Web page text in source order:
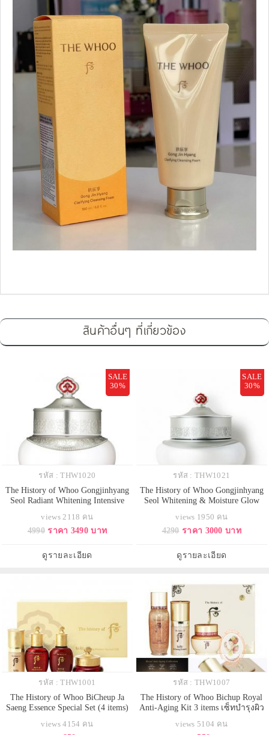
สินค้าอื่นๆ ที่เกี่ยวข้อง
SALE
30%
รหัส : THW1020
The History of Whoo Gongjinhyang
Seol Radiant Whitening Intensive
จุดด่างดำสูตรเข้มข้น ช่วยขจัดจุด
กำเนิดของฝ้า กระ ด้วยส่วนผสมอัน
ประสิทธิภาพสูง (รอยกระจางลง
10% ภายใน 4 สัปดาห์ แ
views 2118 คน
4990 ราคา 3490 บาท
ดูรายละเอียด
SALE
30%
รหัส : THW1021
The History of Whoo Gongjinhyang
Seol Whitening & Moisture Glow
ที่อุดมด้วยส่วนผสมไวท์เทนนิ่งอัน
ทรงคุณค่าตามตำราการดูแลผิว เติม
ปกป้องผิวจากกรังสียูวี นุ่มเรียบเนียน
views 1950 คน
4290 ราคา 3000 บาท
ดูรายละเอียด
รหัส : THW1001
The History of Whoo BiCheup Ja
Saeng Essence Special Set (4 items)
หลัก มาจาก รากโสม และบัวหิมะ
views 4154 คน
รหัส : THW1007
The History of Whoo Bichup Royal
Anti-Aging Kit 3 items เซ็ทบำรุงผิว
โสมโบราณ เน้นในเรื่องของการ
views 5104 คน